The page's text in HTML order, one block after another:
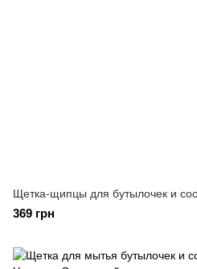
Щетка-щипцы для бутылочек и
369 грн